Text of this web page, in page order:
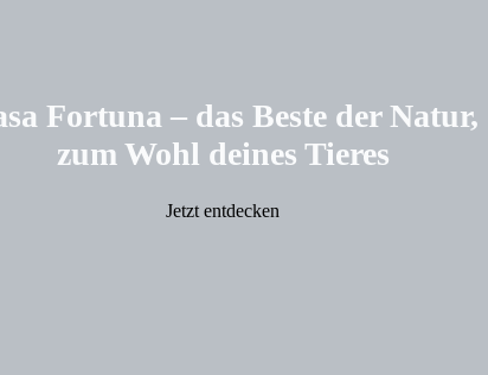
Fortuna – das Beste der Natur,
zum Wohl deines Tieres
Jetzt entdecken